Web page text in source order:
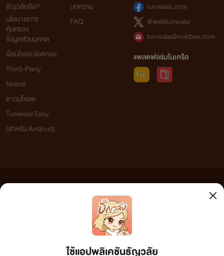
ใช้แอปพลิเคชันธัญวลัย
ธัญวลัยคือ?
นโยบายการ
คุ้มครอง
ข้อมูลส่วนบุคคล
เงื่อนไขและข้อตกลง
Third-Party
Notice
ดาวน์โหลด
Tunwalai Easy
(สำหรับ Android)
บทความ
FAQ
tunwalai.com
@webtunwalai
tunwalai@ookbee.com
แพลตฟอร์มในเครือ
เว็บไซต์แห่งนี้ไม่ได้เห็นด้วยและไม่ขอรับผิดชอบต่อข้อความใดๆ ทั้งสิ้น ดังนั้นผู้อ่านทุกท่านโปรดใช้
วิจารณญาณในการกลั่นกรองด้วยตนเอง และหากท่านพบข้อความใดๆ ที่ขัดต่อกฎหมายและศีลธรรม
กรุณาแจ้งมาที่ tunwalai@ookbee.com เพื่อทีมงานจะได้ดำเนินการในทันที ทั้งนี้ ทางเว็บไซต์ขอสงวน
ลิขสิทธิ์ตามพระราชบัญญัติลิขสิทธิ์ (ฉบับเพิ่มเติม) พ.ศ.2558